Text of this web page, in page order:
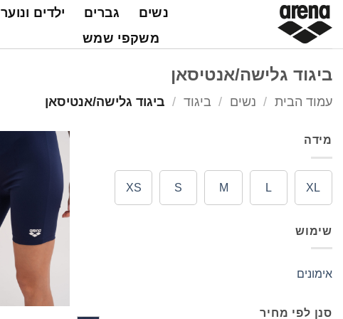
Skip
content
נשים גברים ילדים ונוער
משקפי שמש
ביגוד גלישה/אנטיסאן
עמוד הבית / נשים / ביגוד / ביגוד גלישה/אנטיסאן
מידה
XL
L
M
S
XS
שימוש
אימונים
סנן לפי מחיר